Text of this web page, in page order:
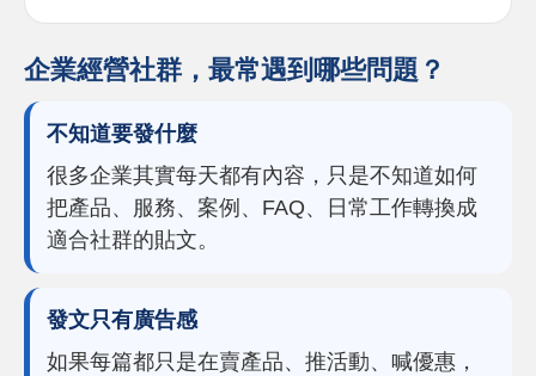
企業經營社群，最常遇到哪些問題？
不知道要發什麼
很多企業其實每天都有內容，只是不知道如何
把產品、服務、案例、FAQ、日常工作轉換成
適合社群的貼文。
發文只有廣告感
如果每篇都只是在賣產品、推活動、喊優惠，